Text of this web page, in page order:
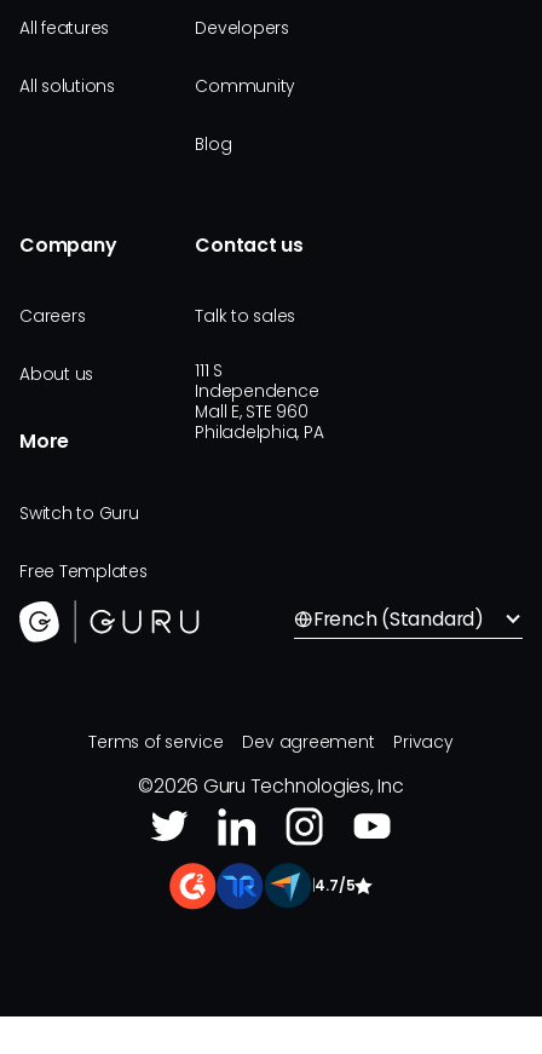
All features
All solutions
Developers
Community
Blog
Company
Careers
About us
More
Switch to Guru
Free Templates
Contact us
Talk to sales
111 S
Independence
Mall E, STE 960
Philadelphia, PA
French (Standard)
Terms of service Dev agreement Privacy
©2026 Guru Technologies, Inc
4.7/5